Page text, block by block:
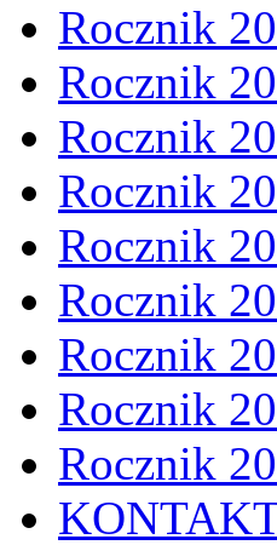
Rocznik
Rocznik
Rocznik
Rocznik
Rocznik
Rocznik
Rocznik
Rocznik
Rocznik